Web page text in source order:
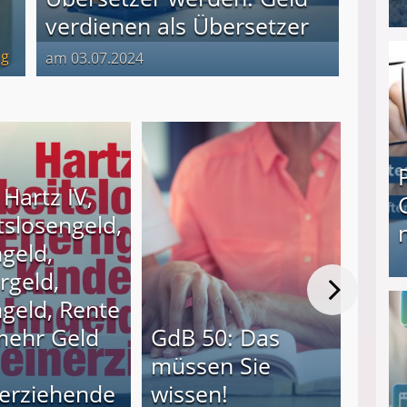
verdienen als Übersetzer
am 03.07.2024
IV,
Rente
Geld
GdB 50: Das
müssen Sie
wissen!
I❶I Schnell Geld verdienen: 20 seriöse
Produkttester werden und Geld verdienen ↻